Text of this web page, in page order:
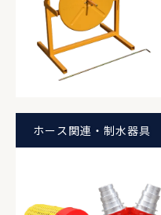
ホース関連・制水器具